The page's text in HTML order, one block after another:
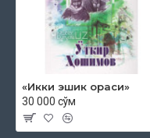
«Икки эшик ораси»
30 000 сўм